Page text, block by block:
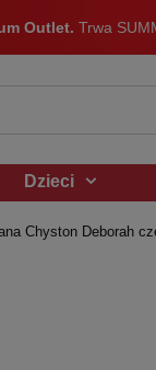
Outlet. Trwa
Dzieci
Chyston Deborah